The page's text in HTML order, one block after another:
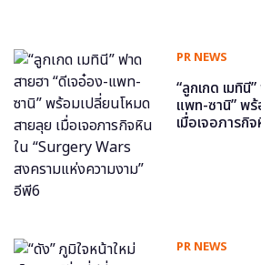
PR NEWS
“ลูกเกด เมทินี
แพท-ซานิ” พ
เมื่อเจอภารกิ
PR NEWS